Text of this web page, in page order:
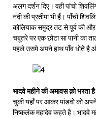
अलग दर्शन दिए। वही पांचो
नंदी की प्रतीमा भी हैं। पाँचों
कोलियाक समुद्र तट से पूर्व की
चबूतरे पर एक छोटा सा पानी का
पहले उसमे अपने हाथ पाँव धोते है
भादवे महीने की अमावस क़ो भरता है
चुकी यहाँ पर आकर पांडवो को
निष्कलंक महादेव कहते है। भादवे